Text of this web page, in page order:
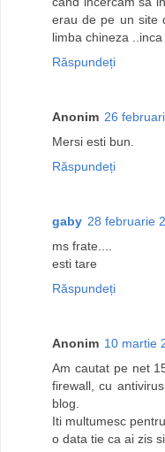
erau de pe un site
limba chineza
Răspundeți
Anonim 26
Mersi esti bun.
Răspundeți
gaby 28 februarie
ms frate....
esti tare
Răspundeți
Anonim 10 martie
Am cautat pe net
firewall, cu
blog.
Iti multumesc
o data tie ca ai zis